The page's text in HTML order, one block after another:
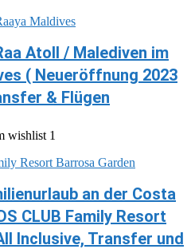
Atoll / Malediven im
( Neueröffnung 2023
& Flügen
wishlist 1
an der Costa
CLUB Family Resort
Inclusive, Transfer und